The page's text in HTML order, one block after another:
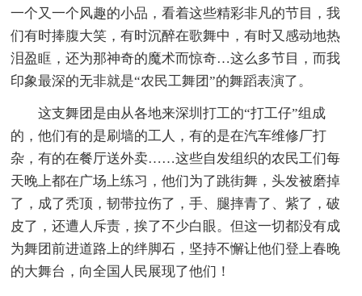
一个又一个风趣的小品，看着这些精彩非凡的节目，我
们有时捧腹大笑，有时沉醉在歌舞中，有时又感动地热
泪盈眶，还为那神奇的魔术而惊奇…这么多节目，而我
印象最深的无非就是“农民工舞团”的舞蹈表演了。
这支舞团是由从各地来深圳打工的“打工仔”组成
的，他们有的是刷墙的工人，有的是在汽车维修厂打
杂，有的在餐厅送外卖……这些自发组织的农民工们每
天晚上都在广场上练习，他们为了跳街舞，头发被磨掉
了，成了秃顶，韧带拉伤了，手、腿摔青了、紫了，破
皮了，还遭人斥责，挨了不少白眼。但这一切都没有成
为舞团前进道路上的绊脚石，坚持不懈让他们登上春晚
的大舞台，向全国人民展现了他们！